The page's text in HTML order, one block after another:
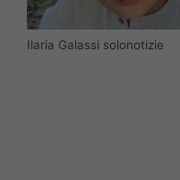
Ilaria Galassi solonotizie